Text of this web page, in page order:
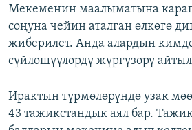
Мекеменин маалыматына
соңуна чейин аталган өлкөгө
жиберилет. ​Анда алардын
сүйлөшүүлөрдү жүргүзөрү
Ирактын түрмөлөрүндө узак
43 тажикстандык аял бар.